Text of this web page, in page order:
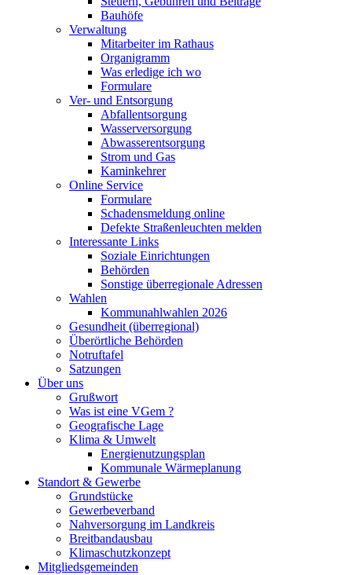
Bauhöfe
Verwaltung
Mitarbeiter im Rathaus
Organigramm
Was erledige ich wo
Formulare
Ver- und Entsorgung
Abfallentsorgung
Wasserversorgung
Abwasserentsorgung
Strom und Gas
Kaminkehrer
Online Service
Formulare
Schadensmeldung online
Defekte Straßenleuchten melden
Interessante Links
Soziale Einrichtungen
Behörden
Sonstige überregionale Adressen
Wahlen
Kommunahlwahlen 2026
Gesundheit (überregional)
Überörtliche Behörden
Notruftafel
Satzungen
Über uns
Grußwort
Was ist eine VGem ?
Geografische Lage
Klima & Umwelt
Energienutzungsplan
Kommunale Wärmeplanung
Standort & Gewerbe
Grundstücke
Gewerbeverband
Nahversorgung im Landkreis
Breitbandausbau
Klimaschutzkonzept
Mitgliedsgemeinden